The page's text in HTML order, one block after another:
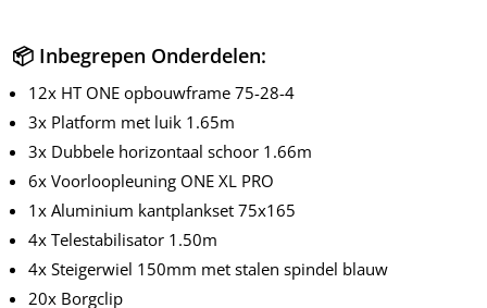
📦 Inbegrepen Onderdelen:
12x HT ONE opbouwframe 75-28-4
3x Platform met luik 1.65m
3x Dubbele horizontaal schoor 1.66m
6x Voorloopleuning ONE XL PRO
1x Aluminium kantplankset 75x165
4x Telestabilisator 1.50m
4x Steigerwiel 150mm met stalen spindel blauw
20x Borgclip